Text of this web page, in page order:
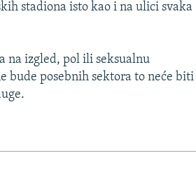
stadiona isto kao i na ulici svaka
na izgled, pol ili seksualnu
bude posebnih sektora to neće biti